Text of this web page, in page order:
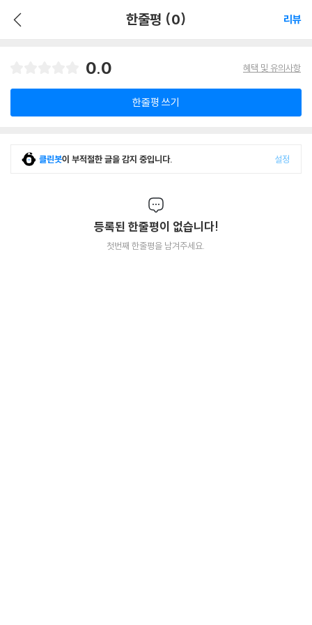
한줄평 (0) 리뷰
0.0 혜택 및 유의사항
한줄평 쓰기
클린봇이 부적절한 글을 감지 중입니다. 설정
등록된 한줄평이 없습니다!
첫번째 한줄평을 남겨주세요.